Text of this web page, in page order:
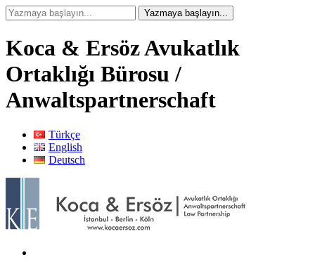
Koca & Ersöz Avukatlık
Ortaklığı Bürosu /
Anwaltspartnerschaft
Türkçe
English
Deutsch